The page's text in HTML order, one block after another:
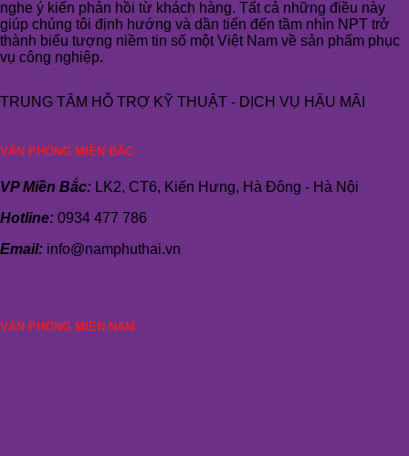
nghe ý kiến phản hồi từ khách hàng. Tất cả những điều này
giúp chúng tôi định hướng và dần tiến đến tầm nhìn NPT trở
thành biểu tượng niềm tin số một Việt Nam về sản phẩm phục
vụ công nghiệp.
TRUNG TÂM HỖ TRỢ KỸ THUẬT - DỊCH VỤ HẬU MÃI
VĂN PHÒNG MIỀN BẮC
VP Miền Bắc: LK2, CT6, Kiến Hưng, Hà Đông - Hà Nội
Hotline: 0934 477 786
Email: info@namphuthai.vn
VĂN PHÒNG MIỀN NAM